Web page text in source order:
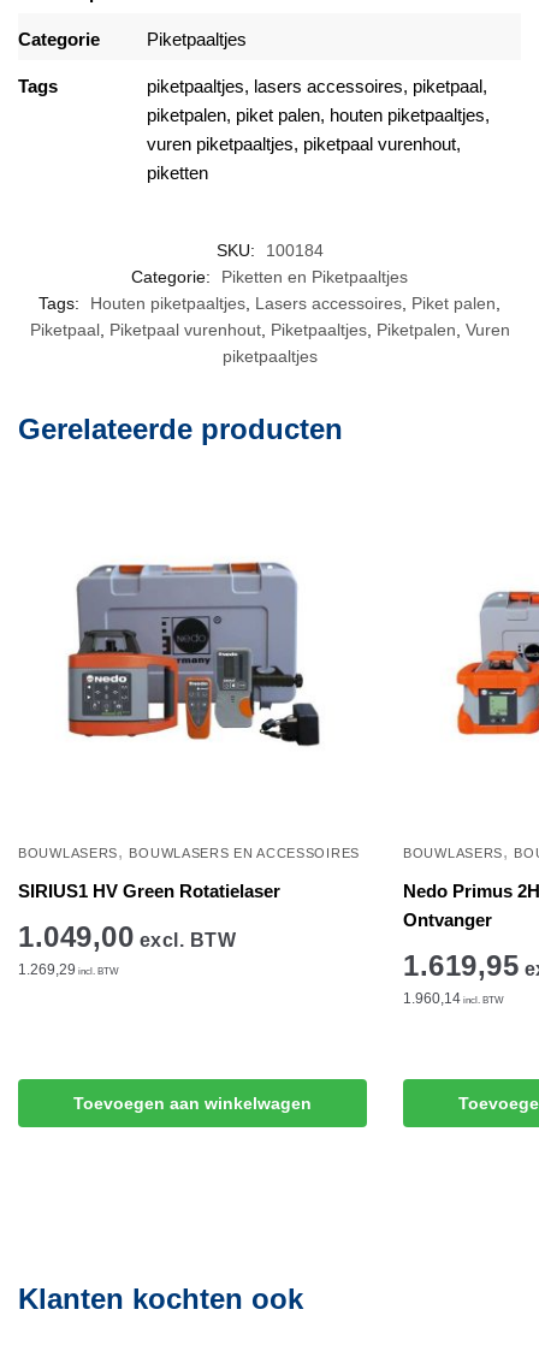
Categorie Piketpaaltjes
Tags piketpaaltjes, lasers accessoires, piketpaal,
piketpalen, piket palen, houten piketpaaltjes,
vuren piketpaaltjes, piketpaal vurenhout,
piketten
SKU:
100184
Categorie:
Piketten en Piketpaaltjes
Tags:
Houten piketpaaltjes, Lasers accessoires, Piket palen,
Piketpaal, Piketpaal vurenhout, Piketpaaltjes, Piketpalen, Vuren
piketpaaltjes
Gerelateerde producten
BOUWLASERS, BOUWLASERS EN ACCESSOIRES
SIRIUS1 HV Green Rotatielaser
1.049,00 excl. BTW
1.269,29 incl. BTW
Toevoegen aan winkelwagen
BOUWLASERS,
Nedo Primus
Ontvanger
1.619,95
1.960,14 incl. BTW
Klanten kochten ook